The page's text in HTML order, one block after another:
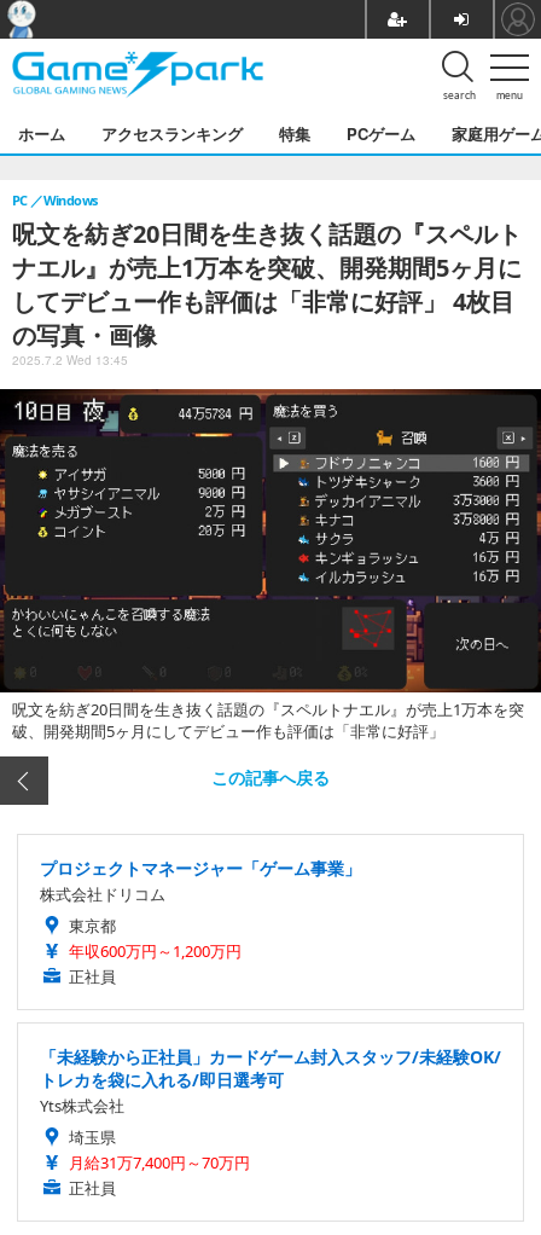
menu
search
ホーム アクセスランキング 特集 PCゲーム 家庭用ゲー
呪文を紡ぎ20日間を生き抜く話題の『スペルト
ナエル』が売上1万本を突破、開発期間5ヶ月に
してデビュー作も評価は「非常に好評」 4枚目
の写真・画像
PC Windows
2025.7.2 Wed 13:45
呪文を紡ぎ20日間を生き抜く話題の『スペルトナエル』が売上1万本を突
破、開発期間5ヶ月にしてデビュー作も評価は「非常に好評」
この記事へ戻る
プロジェクトマネージャー「ゲーム事業」
株式会社ドリコム
東京都
年収600万円～1,200万円
正社員
「未経験から正社員」カードゲーム封入スタッフ/未経験OK/
トレカを袋に入れる/即日選考可
Yts株式会社
埼玉県
月給31万7,400円～70万円
正社員